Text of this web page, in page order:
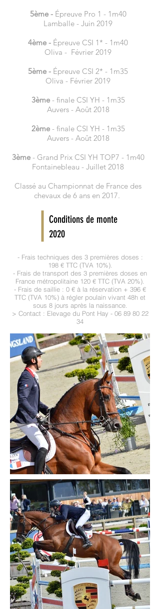
5ème - Épreuve Pro 1 - 1m40
Lamballe - Juin 2019
4ème - Épreuve CSI 1* - 1m40
Oliva - Février 2019
5ème - Épreuve CSI 2* - 1m35
Oliva - Février 2019
3ème- finale CSI YH - 1m35
Auvers - Août 2018
2ème- finale CSI YH - 1m35
Auvers - Août 2018
3ème- Grand Prix CSI YH TOP7 - 1m40
Fontainebleau - Juillet 2018
Classé au Championnat de France des
chevaux de 6 ans en 2017.
Conditions de monte
2020
- Frais techniques des 3 premières doses :
198 € TTC (TVA 10%).
- Frais de transport des 3 premières doses en
France métropolitaine 120 € TTC (TVA 20%).
- Frais de saillie : 0 € à la réservation + 396 €
TTC (TVA 10%) à régler poulain vivant 48h et
sous 8 jours après la naissance.
> Contact : Elevage du Pont Hay - 06 89 80 22
34